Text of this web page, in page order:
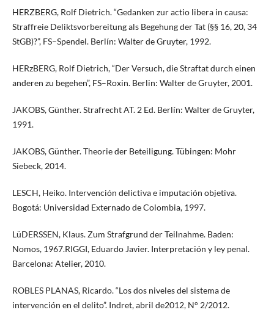
HERZBERG, Rolf Dietrich. “Gedanken zur actio libera in causa:
Straffreie Deliktsvorbereitung als Begehung der Tat (§§ 16, 20, 34
StGB)?”, FS–Spendel. Berlín: Walter de Gruyter, 1992.
HERzBERG, Rolf Dietrich, “Der Versuch, die Straftat durch einen
anderen zu begehen”, FS–Roxin. Berlin: Walter de Gruyter, 2001.
JAKOBS, Günther. Strafrecht AT. 2 Ed. Berlín: Walter de Gruyter,
1991.
JAKOBS, Günther. Theorie der Beteiligung. Tübingen: Mohr
Siebeck, 2014.
LESCH, Heiko. Intervención delictiva e imputación objetiva.
Bogotá: Universidad Externado de Colombia, 1997.
LüDERSSEN, Klaus. Zum Strafgrund der Teilnahme. Baden:
Nomos, 1967.RIGGI, Eduardo Javier. Interpretación y ley penal.
Barcelona: Atelier, 2010.
ROBLES PLANAS, Ricardo. “Los dos niveles del sistema de
intervención en el delito”. Indret, abril de2012, N° 2/2012.